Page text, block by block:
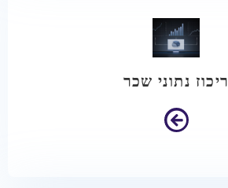
ריכוז נתוני שכר